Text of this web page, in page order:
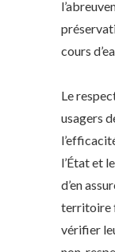
cours
Le
usagers
l’État et
d’en
territoire
vérifier